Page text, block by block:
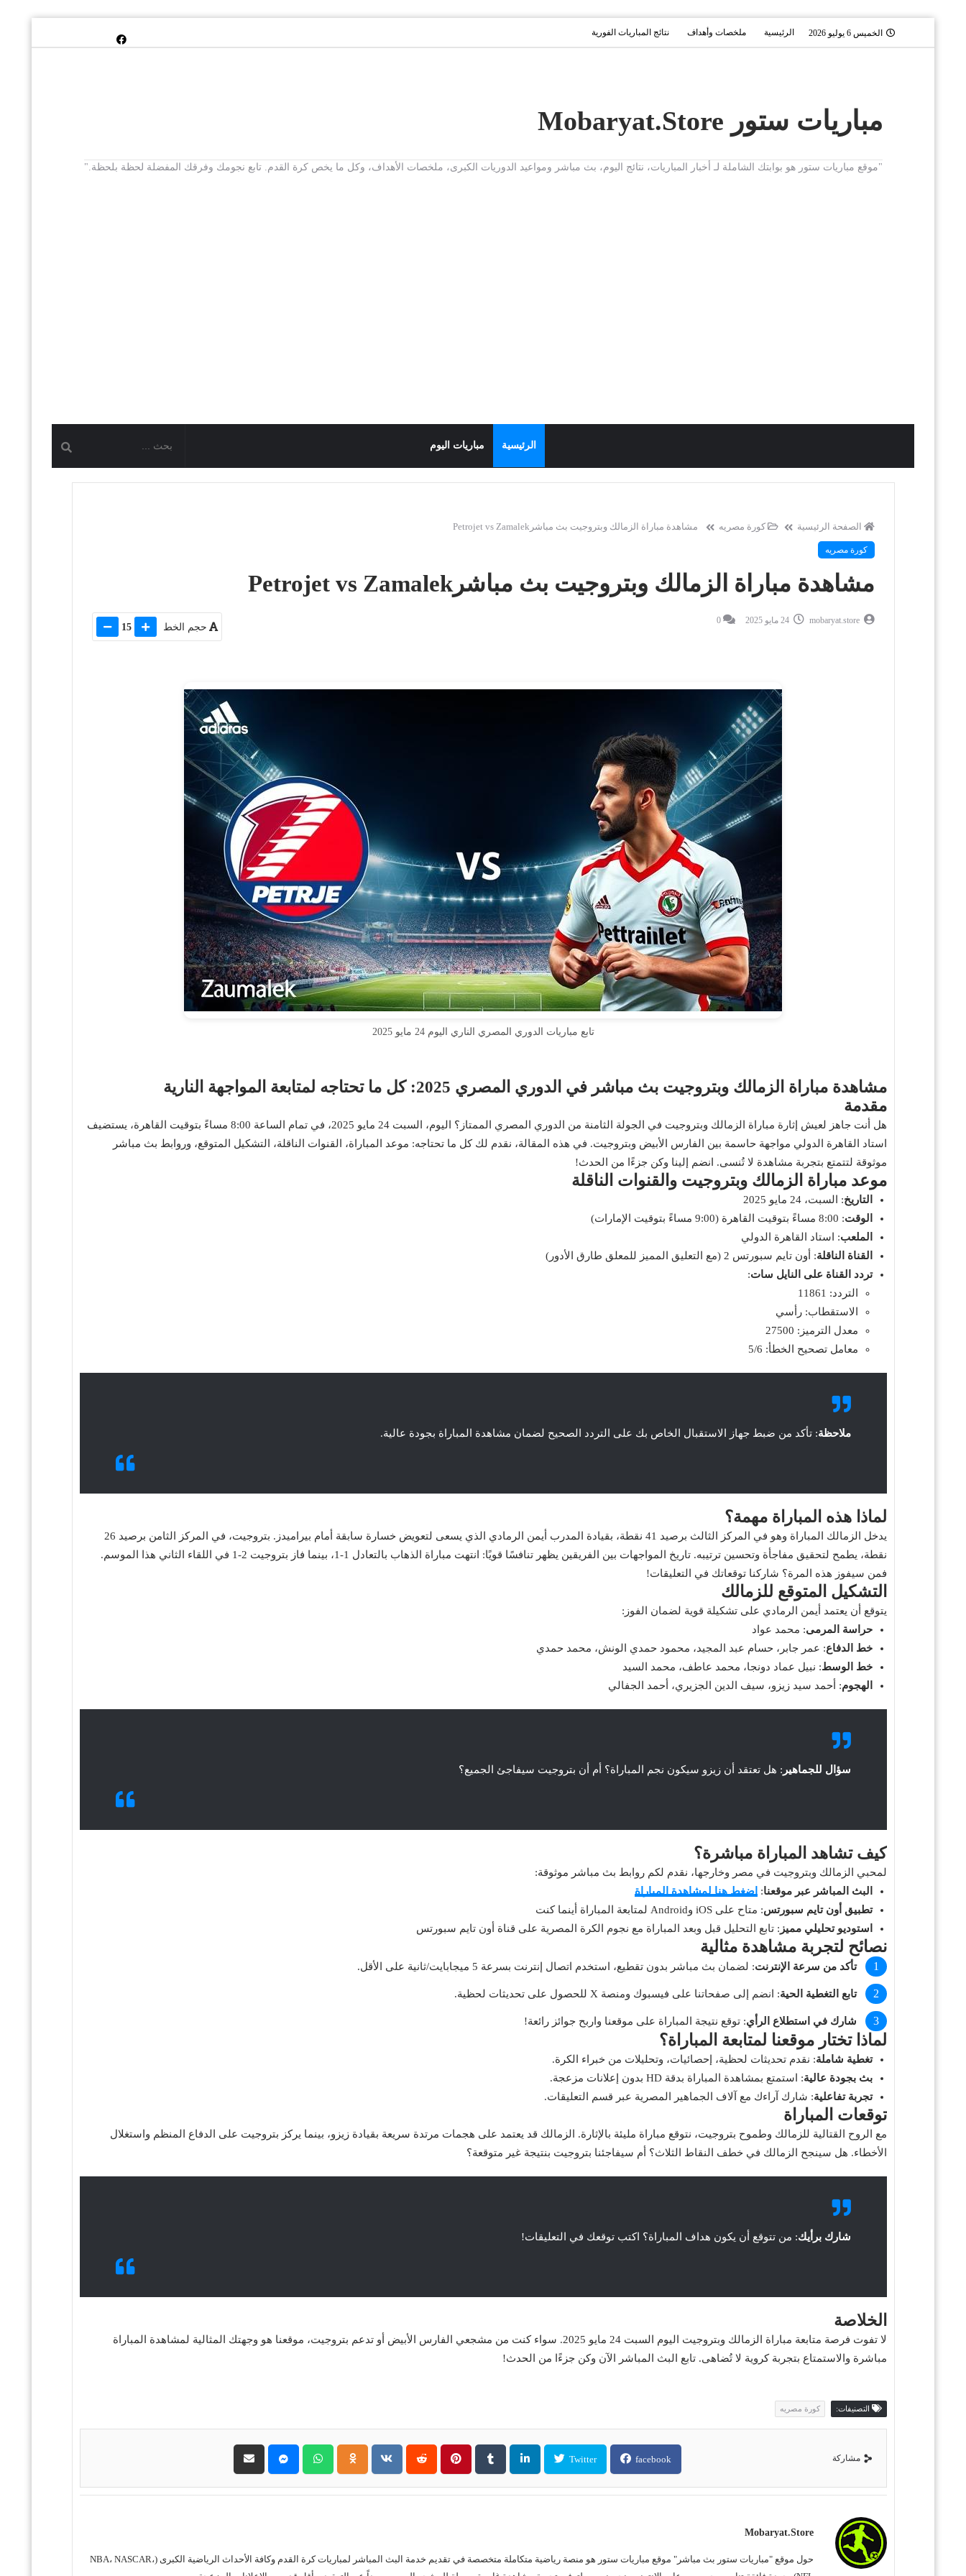
الخميس 6 يوليو 2026 الرئيسية ملخصات وأهداف نتائج المباريات الفورية
مباريات ستور Mobaryat.Store
"موقع مباريات ستور هو بوابتك الشاملة لـ أخبار المباريات، نتائج اليوم، بث مباشر ومواعيد الدوريات الكبرى، ملخصات الأهداف، وكل ما يخص كرة القدم. تابع نجومك وفرقك المفضلة لحظة بلحظة."
الرئيسية مباريات اليوم
الصفحة الرئيسية كورة مصريه مشاهدة مباراة الزمالك وبتروجيت بث مباشرPetrojet vs Zamalek
كورة مصريه
مشاهدة مباراة الزمالك وبتروجيت بث مباشرPetrojet vs Zamalek
mobaryat.store 24 مايو 2025 0
حجم الخط 15
تابع مباريات الدوري المصري الناري اليوم 24 مايو 2025
مشاهدة مباراة الزمالك وبتروجيت بث مباشر في الدوري المصري 2025: كل ما تحتاجه لمتابعة المواجهة النارية
مقدمة
هل أنت جاهز لعيش إثارة مباراة الزمالك وبتروجيت في الجولة الثامنة من الدوري المصري الممتاز؟ اليوم، السبت 24 مايو 2025، في تمام الساعة 8:00 مساءً بتوقيت القاهرة، يستضيف
استاد القاهرة الدولي مواجهة حاسمة بين الفارس الأبيض وبتروجيت. في هذه المقالة، نقدم لك كل ما تحتاجه: موعد المباراة، القنوات الناقلة، التشكيل المتوقع، وروابط بث مباشر
موثوقة لتتمتع بتجربة مشاهدة لا تُنسى. انضم إلينا وكن جزءًا من الحدث!
موعد مباراة الزمالك وبتروجيت والقنوات الناقلة
التاريخ: السبت، 24 مايو 2025
الوقت: 8:00 مساءً بتوقيت القاهرة (9:00 مساءً بتوقيت الإمارات)
الملعب: استاد القاهرة الدولي
القناة الناقلة: أون تايم سبورتس 2 (مع التعليق المميز للمعلق طارق الأدور)
تردد القناة على النايل سات:
التردد: 11861
الاستقطاب: رأسي
معدل الترميز: 27500
معامل تصحيح الخطأ: 5/6
ملاحظة: تأكد من ضبط جهاز الاستقبال الخاص بك على التردد الصحيح لضمان مشاهدة المباراة بجودة عالية.
لماذا هذه المباراة مهمة؟
يدخل الزمالك المباراة وهو في المركز الثالث برصيد 41 نقطة، بقيادة المدرب أيمن الرمادي الذي يسعى لتعويض خسارة سابقة أمام بيراميدز. بتروجيت، في المركز الثامن برصيد 26
نقطة، يطمح لتحقيق مفاجأة وتحسين ترتيبه. تاريخ المواجهات بين الفريقين يظهر تنافسًا قويًا: انتهت مباراة الذهاب بالتعادل 1-1، بينما فاز بتروجيت 2-1 في اللقاء الثاني هذا الموسم.
فمن سيفوز هذه المرة؟ شاركنا توقعاتك في التعليقات!
التشكيل المتوقع للزمالك
يتوقع أن يعتمد أيمن الرمادي على تشكيلة قوية لضمان الفوز:
حراسة المرمى: محمد عواد
خط الدفاع: عمر جابر، حسام عبد المجيد، محمود حمدي الونش، محمد حمدي
خط الوسط: نبيل عماد دونجا، محمد عاطف، محمد السيد
الهجوم: أحمد سيد زيزو، سيف الدين الجزيري، أحمد الجفالي
سؤال للجماهير : هل تعتقد أن زيزو سيكون نجم المباراة؟ أم أن بتروجيت سيفاجئ الجميع؟
كيف تشاهد المباراة مباشرة؟
لمحبي الزمالك وبتروجيت في مصر وخارجها، نقدم لكم روابط بث مباشر موثوقة:
البث المباشر عبر موقعنا: اضغط هنا لمشاهدة المباراة
تطبيق أون تايم سبورتس: متاح على iOS وAndroid لمتابعة المباراة أينما كنت
استوديو تحليلي مميز : تابع التحليل قبل وبعد المباراة مع نجوم الكرة المصرية على قناة أون تايم سبورتس
نصائح لتجربة مشاهدة مثالية
تأكد من سرعة الإنترنت: لضمان بث مباشر بدون تقطيع، استخدم اتصال إنترنت بسرعة 5 ميجابايت/ثانية على الأقل.
تابع التغطية الحية: انضم إلى صفحاتنا على فيسبوك ومنصة X للحصول على تحديثات لحظية.
شارك في استطلاع الرأي: توقع نتيجة المباراة على موقعنا واربح جوائز رائعة!
لماذا تختار موقعنا لمتابعة المباراة؟
تغطية شاملة: نقدم تحديثات لحظية، إحصائيات، وتحليلات من خبراء الكرة.
بث بجودة عالية: استمتع بمشاهدة المباراة بدقة HD بدون إعلانات مزعجة.
تجربة تفاعلية: شارك آراءك مع آلاف الجماهير المصرية عبر قسم التعليقات.
توقعات المباراة
مع الروح القتالية للزمالك وطموح بتروجيت، نتوقع مباراة مليئة بالإثارة. الزمالك قد يعتمد على هجمات مرتدة سريعة بقيادة زيزو، بينما يركز بتروجيت على الدفاع المنظم واستغلال
الأخطاء. هل سينجح الزمالك في خطف النقاط الثلاث؟ أم سيفاجئنا بتروجيت بنتيجة غير متوقعة؟
شارك برأيك: من تتوقع أن يكون هداف المباراة؟ اكتب توقعك في التعليقات!
الخلاصة
لا تفوت فرصة متابعة مباراة الزمالك وبتروجيت اليوم السبت 24 مايو 2025. سواء كنت من مشجعي الفارس الأبيض أو تدعم بتروجيت، موقعنا هو وجهتك المثالية لمشاهدة المباراة
مباشرة والاستمتاع بتجربة كروية لا تُضاهى. تابع البث المباشر الآن وكن جزءًا من الحدث!
التصنيفات: كورة مصريه
مشاركة facebook
Twitter
Mobaryat.store
حول موقع "مباريات ستور بث مباشر" موقع مباريات ستور هو منصة رياضية متكاملة متخصصة في تقديم خدمة البث المباشر لمباريات كرة القدم وكافة الأحداث الرياضية الكبرى (NBA، NASCAR،